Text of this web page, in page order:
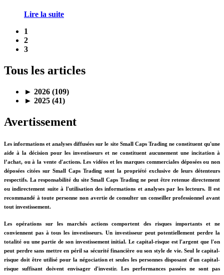
Lire la suite
1
2
3
Tous les articles
► 2026 (109)
► 2025 (41)
Avertissement
Les informations et analyses diffusées sur le site Small Caps Trading ne constituent qu'une
aide à la décision pour les investisseurs et ne constituent aucunement une incitation à
l’achat, ou à la vente d'actions. Les vidéos et les marques commerciales déposées ou non
déposées citées sur Small Caps Trading sont la propriété exclusive de leurs détenteurs
respectifs. La responsabilité du site Small Caps Trading ne peut être retenue directement
ou indirectement suite à l'utilisation des informations et analyses par les lecteurs. Il est
recommandé à toute personne non avertie de consulter un conseiller professionnel avant
tout investissement.
Les opérations sur les marchés actions comportent des risques importants et ne
conviennent pas à tous les investisseurs. Un investisseur peut potentiellement perdre la
totalité ou une partie de son investissement initial. Le capital-risque est l'argent que l'on
peut perdre sans mettre en péril sa sécurité financière ou son style de vie. Seul le capital-
risque doit être utilisé pour la négociation et seules les personnes disposant d'un capital-
risque suffisant doivent envisager d'investir. Les performances passées ne sont pas